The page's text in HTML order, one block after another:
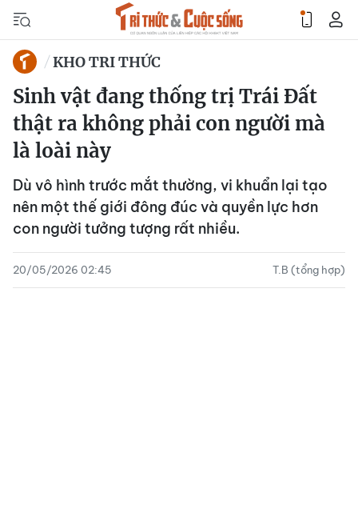
KHO TRI THỨC
Sinh vật đang thống trị Trái Đất
thật ra không phải con người mà
là loài này
Dù vô hình trước mắt thường, vi khuẩn lại tạo
nên một thế giới đông đúc và quyền lực hơn
con người tưởng tượng rất nhiều.
20/05/2026 02:45 T.B (tổng hợp)